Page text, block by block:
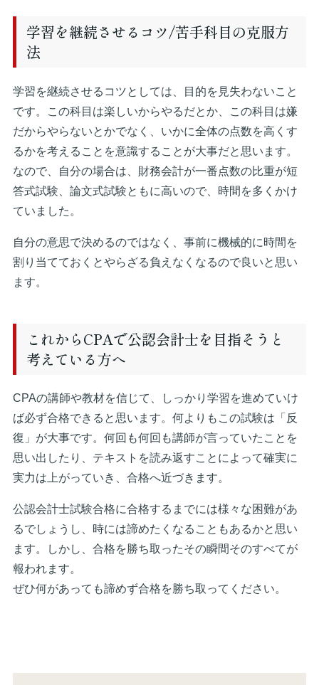
学習を継続させるコツ/苦手科目の克服方
法
学習を継続させるコツとしては、目的を見失わないこと
です。この科目は楽しいからやるだとか、この科目は嫌
だからやらないとかでなく、いかに全体の点数を高くす
るかを考えることを意識することが大事だと思います。
なので、自分の場合は、財務会計が一番点数の比重が短
答式試験、論文式試験ともに高いので、時間を多くかけ
ていました。
自分の意思で決めるのではなく、事前に機械的に時間を
割り当てておくとやらざる負えなくなるので良いと思い
ます。
これからCPAで公認会計士を目指そうと
考えている方へ
CPAの講師や教材を信じて、しっかり学習を進めていけ
ば必ず合格できると思います。何よりもこの試験は「反
復」が大事です。何回も何回も講師が言っていたことを
思い出したり、テキストを読み返すことによって確実に
実力は上がっていき、合格へ近づきます。
公認会計士試験合格に合格するまでには様々な困難があ
るでしょうし、時には諦めたくなることもあるかと思い
ます。しかし、合格を勝ち取ったその瞬間そのすべてが
報われます。
ぜひ何があっても諦めず合格を勝ち取ってください。